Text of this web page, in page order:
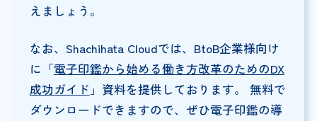
えましょう。
なお、Shachihata Cloudでは、BtoB企業様向け
に「電子印鑑から始める働き方改革のためのDX
成功ガイド 」資料を提供しております。 無料で
ダウンロードできますので、ぜひ電子印鑑の導